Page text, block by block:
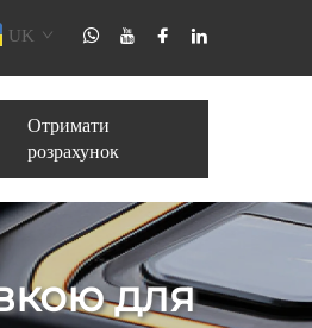
UK
Отримати
розрахунок
для